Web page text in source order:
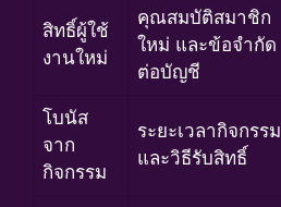
สิทธิ์ผู้ใช้
งานใหม่
คุณสมบัติสมาชิก
ใหม่ และข้อจำกัด
ต่อบัญชี
โบนัส
จาก
กิจกรรม
ระยะเวลากิจกรรม
และวิธีรับสิทธิ์